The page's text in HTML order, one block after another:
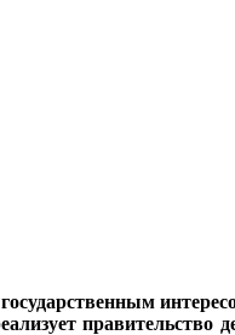
правительство